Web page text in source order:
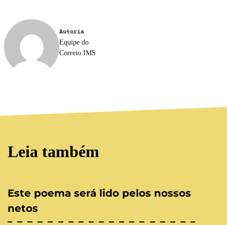
Autoria
Equipe do
Correio IMS
Leia também
Este poema será lido pelos nossos
netos